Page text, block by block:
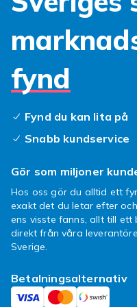
tillbehör för iPhone
du letar efter skal,
laddtillbehör finns
till bra priser hos
Skal och
Max finns i ett brett
Välj ett material
stil. Kontrollera
utskärningar för
och knappar.
Skärmskydd
Pro Max
fynd
Fynd du kan lita på
Snabb kundservice
Gör som miljoner
Hos oss gör du alltid ett
exakt det du letar efter
ens visste fanns, allt till ett
direkt från våra
Sverige.
Betalningsalternativ